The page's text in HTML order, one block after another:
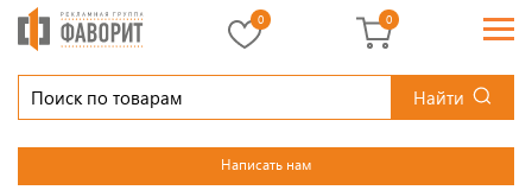
Найти
Написать нам
0 0